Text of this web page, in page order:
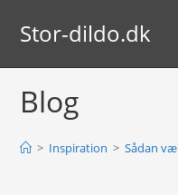
Stor-dildo.dk
Blog
> Inspiration > Sådan